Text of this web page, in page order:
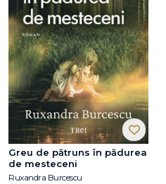
Greu de pătruns în pădurea
de mesteceni
Ruxandra Burcescu